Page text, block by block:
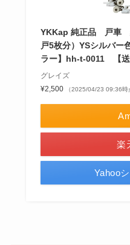
YKKap 純正品 戸車
戸5枚分）YSシルバー
ラー】hh-t-0011 【送
グレイズ
¥2,500
（2025/04/23 09:36時
楽
Yahoo